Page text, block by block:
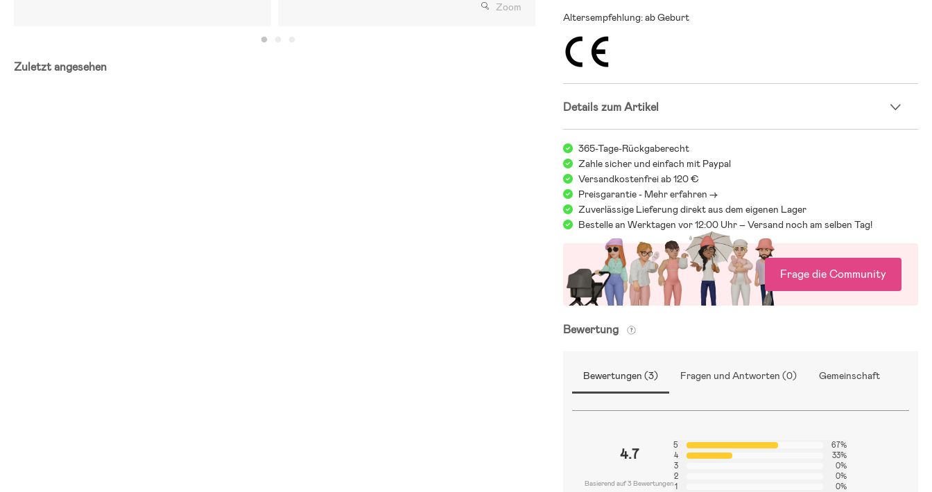
Zoom
Zuletzt angesehen
Altersempfehlung: ab Geburt
Details zum Artikel
365-Tage-Rückgaberecht
Zahle sicher und einfach mit Paypal
Versandkostenfrei ab 120 €
Preisgarantie - Mehr erfahren ->
Zuverlässige Lieferung direkt aus dem eigenen Lager
Bestelle an Werktagen vor 12:00 Uhr – Versand noch am selben Tag!
Frage die Community
Bewertung
Bewertungen (3) Fragen und Antworten (0) Gemeinschaft
4.7
Basierend auf 3 Bewertungen
5
67%
4
33%
3
0%
2
0%
1
0%